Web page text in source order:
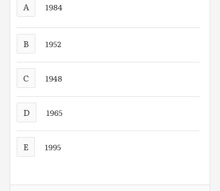
A 1984
B 1952
C 1948
D 1965
E 1995